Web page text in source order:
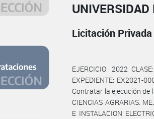
UNIVERSIDAD
Licitación
EJERCICIO: 2022
EXPEDIENTE: EX2021-
Contratar la ejecución de
CIENCIAS AGRARIAS.
E INSTALACION